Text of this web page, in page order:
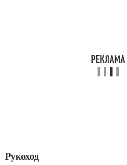
Рукоход